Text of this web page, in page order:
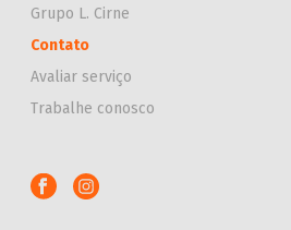
Grupo L. Cirne
Contato
Avaliar serviço
Trabalhe conosco